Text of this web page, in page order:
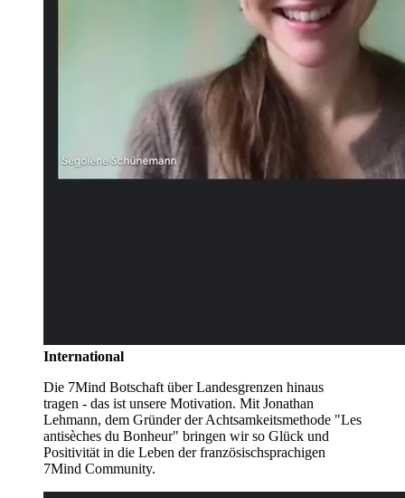
International
Die 7Mind Botschaft über Landesgrenzen hinaus
tragen - das ist unsere Motivation. Mit Jonathan
Lehmann, dem Gründer der Achtsamkeitsmethode "Les
antisèches du Bonheur" bringen wir so Glück und
Positivität in die Leben der französischsprachigen
7Mind Community.